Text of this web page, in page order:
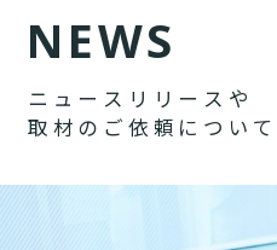
NEWS
ニ ュ ー ス リ リ ー ス や
取 材 の ご 依 頼 に つ い て